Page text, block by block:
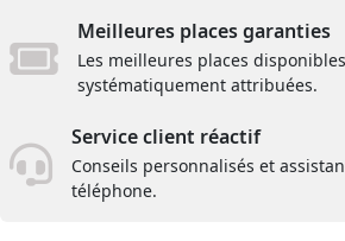
Meilleures places garanties
Les meilleures places
systématiquement attribuées.
Service client réactif
Conseils personnalisés et
téléphone.